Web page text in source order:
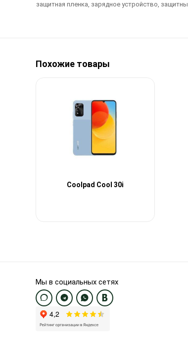
защитная пленка, зарядное устройство,
Похожие товары
Coolpad Cool 30i
Мы в социальных сетях